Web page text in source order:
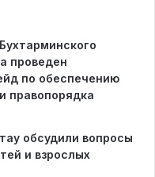
проведен
по обеспечению
правопорядка
обсудили вопросы
и взрослых